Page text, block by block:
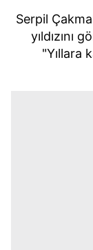
Serpil
yıldızını
"Yıllara